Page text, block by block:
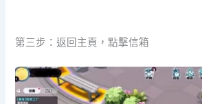
第三步：返回主頁，點擊信箱